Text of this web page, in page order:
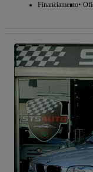
Financiamento